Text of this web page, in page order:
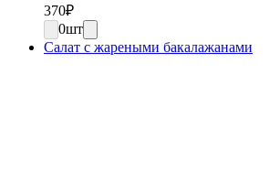
370₽
0шт
Салат с жареными бакалажанами